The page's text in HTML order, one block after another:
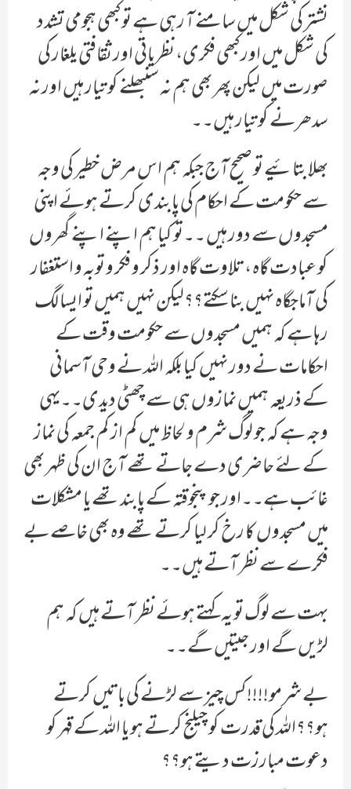
نشتر کی شکل میں سامنے آ رہی ہے تو کبھی ہجومی تشدد
کی شکل میں اور کبھی فکری، نظریاتی اور ثقافتی یلغار کی
صورت میں لیکن پھر بھی ہم نہ سنبھلنے کو تیار ہیں اور نہ
سدھرنے کو تیار ہیں۔۔
بھلا بتائیے تو صحیح آج جبکہ ہم اس مرض خطیر کی وجہ
سے حکومت کے احکام کی پابندی کرتے ہوئے اپنی
مسجدوں سے دور ہیں ۔۔تو کیا ہم اپنے اپنے گھروں
کو عبادت گاہ ، تلاوت گاہ اور ذکر و فکر و توبہ و استغفار
کی آماجگاہ نہیں بنا سکتے؟؟لیکن نہیں ہمیں تو ایسا لگ
رہا ہے کہ ہمیں مسجدوں سے حکومت وقت کے
احکامات نے دور نہیں کیا بلکہ اللہ نے وحی آسمانی
کے ذریعہ ہمیں نمازوں ہی سے چھٹی دیدی۔۔یہی
وجہ ہے کہ جو لوگ شرم و لحاظ میں کم از کم جمعہ کی نماز
کے لئے حاضری دے جاتے تھے آج ان کی ظہر بھی
غائب ہے۔۔اور جو پنجوقتہ کے پابند تھے یا مشکلات
میں مسجدوں کا رخ کر لیا کرتے تھے وہ بھی خاصے بے
فکرے سے نظر آتے ہیں۔۔
بہت سے لوگ تو یہ کہتے ہوئے نظر آتے ہیں کہ ہم
لڑیں گے اور جیتیں گے۔۔
بے شرمو!!!!کس چیز سے لڑنے کی باتیں کرتے
ہو؟؟اللہ کی قدرت کو چیلنج کرتے ہو یا اللہ کے قہر کو
دعوت مبارزت دیتے ہو؟؟